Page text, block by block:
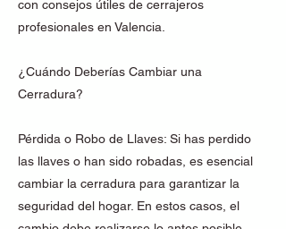
con consejos útiles de cerrajeros
profesionales en Valencia.
¿Cuándo Deberías Cambiar una
Cerradura?
Pérdida o Robo de Llaves: Si has perdido
las llaves o han sido robadas, es esencial
cambiar la cerradura para garantizar la
seguridad del hogar. En estos casos, el